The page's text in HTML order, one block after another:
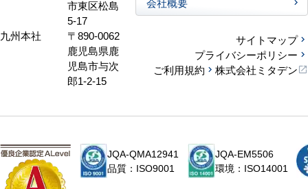
市東区松島
5-17
九州本社
〒890-0062
鹿児島県鹿
児島市与次
郎1-2-15
サイトマップ
プライバシーポリシー
ご利用規約
株式会社ミタデン
JQA-QMA12941
品質：ISO9001
JQA-EM5506
環境：ISO14001